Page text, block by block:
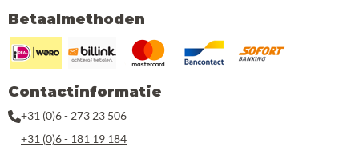
Betaalmethoden
Contactinformatie
+31 (0)6 - 273 23 506
+31 (0)6 - 181 19 184